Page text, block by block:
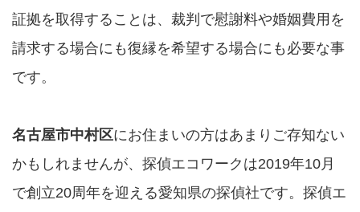
証拠を取得することは、裁判で慰謝料や婚姻費用を
請求する場合にも復縁を希望する場合にも必要な事
です。
名古屋市中村区にお住まいの方はあまりご存知ない
かもしれませんが、探偵エコワークは2019年10月
で創立20周年を迎える愛知県の探偵社です。探偵エ